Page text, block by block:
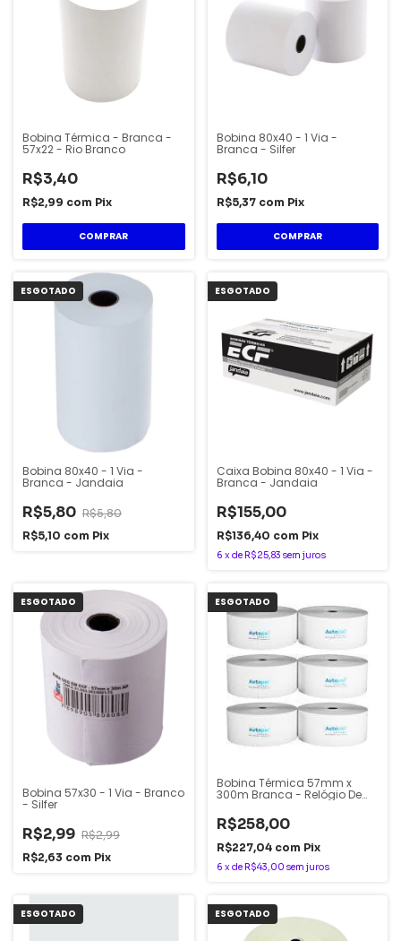
Bobina Térmica - Branca -
57x22 - Rio Branco
R$3,40
R$2,99 com Pix
Bobina 80x40 - 1 Via -
Branca - Silfer
R$6,10
R$5,37 com Pix
ESGOTADO
Bobina 80x40 - 1 Via -
Branca - Jandaia
R$5,80 R$5,80
R$5,10 com Pix
ESGOTADO
Caixa Bobina 80x40 - 1 Via -
Branca - Jandaia
R$155,00
R$136,40 com Pix
6 xde R$25,83 sem juros
ESGOTADO
Bobina 57x30 - 1 Via - Branco
- Silfer
R$2,99 R$2,99
R$2,63 com Pix
ESGOTADO
Bobina Térmica 57mm x
300m Branca - Relógio De
R$258,00
R$227,04 com Pix
6 xde R$43,00 sem juros
ESGOTADO ESGOTADO